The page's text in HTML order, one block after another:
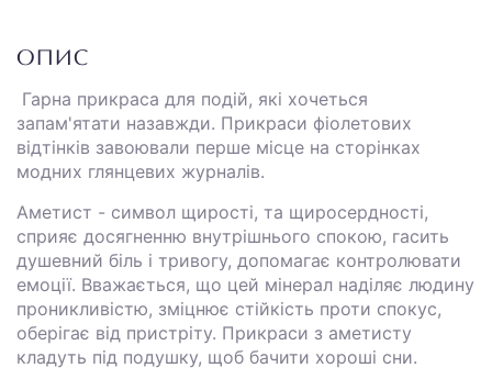
ОПИС
Гарна прикраса для подій, які хочеться
запам'ятати назавжди. Прикраси фіолетових
відтінків завоювали перше місце на сторінках
модних глянцевих журналів.
Аметист - символ щирості, та щиросердності,
сприяє досягненню внутрішнього спокою, гасить
душевний біль і тривогу, допомагає контролювати
емоції. Вважається, що цей мінерал наділяє людину
проникливістю, зміцнює стійкість проти спокус,
оберігає від пристріту. Прикраси з аметисту
кладуть під подушку, щоб бачити хороші сни.